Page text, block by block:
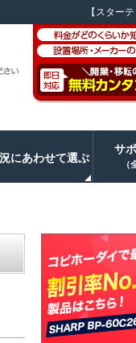
【スター
にあわせて選ぶ
サ
（